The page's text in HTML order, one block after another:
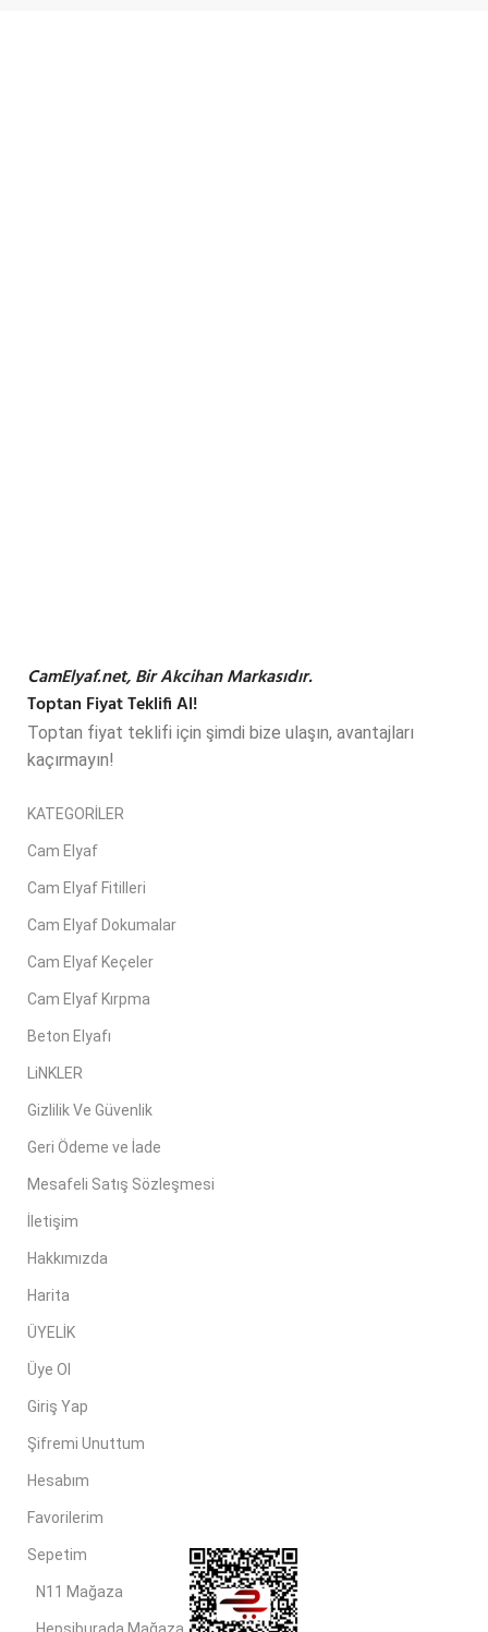
CamElyaf.net, Bir Akcihan Markasıdır.
Toptan Fiyat Teklifi Al!
Toptan fiyat teklifi için şimdi bize ulaşın, avantajları
kaçırmayın!
KATEGORİLER
Cam Elyaf
Cam Elyaf Fitilleri
Cam Elyaf Dokumalar
Cam Elyaf Keçeler
Cam Elyaf Kırpma
Beton Elyafı
LiNKLER
Gizlilik Ve Güvenlik
Geri Ödeme ve İade
Mesafeli Satış Sözleşmesi
İletişim
Hakkımızda
Harita
ÜYELİK
Üye Ol
Giriş Yap
Şifremi Unuttum
Hesabım
Favorilerim
Sepetim
N11 Mağaza